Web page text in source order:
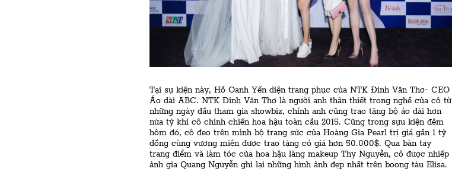
Tại sự kiện này, Hồ Oanh Yến diện trang phục của NTK Đinh Văn Thơ- CEO
Áo dài ABC. NTK Đinh Văn Thơ là người anh thân thiết trong nghề của cô từ
những ngày đầu tham gia showbiz, chính anh cũng trao tặng bộ áo dài hơn
nửa tỷ khi cô chinh chiến hoa hậu toàn cầu 2015. Cũng trong sựu kiện đêm
hôm đó, cô đeo trên mình bộ trang sức của Hoàng Gia Pearl trị giá gần 1 tỷ
đồng cùng vương miện được trao tặng có giá hơn 50.000$. Qua bàn tay
trang điểm và làm tóc của hoa hậu làng makeup Thy Nguyễn, cô được nhiếp
ảnh gia Quang Nguyễn ghi lại những hình ảnh đẹp nhất trên boong tàu Elisa.